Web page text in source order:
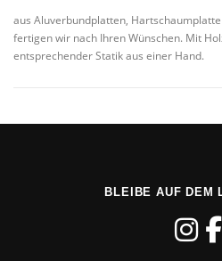
aus Aluverbundplatten,
fertigen wir nach Ihren Wünschen. Mit
entsprechender Statik aus einer Hand.
BLEIBE AUF DEM